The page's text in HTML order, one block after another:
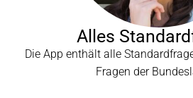
Alles
Die App enthält alle
Fragen der